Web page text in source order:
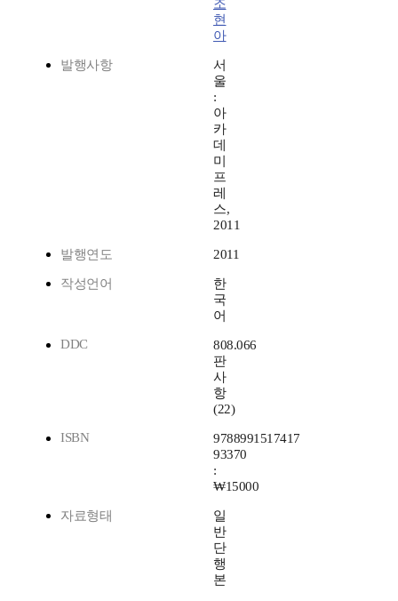
조
현
아
발행사항
서
울
:
아
카
데
미
프
레
스,
2011
발행연도 2011
작성언어
한
국
어
DDC
808.066
판
사
항
(22)
ISBN
9788991517417
93370
:
₩15000
자료형태
일
반
단
행
본